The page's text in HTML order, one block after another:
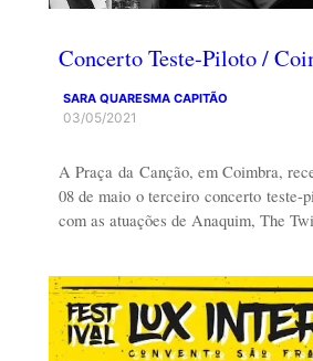
Concerto Teste-Piloto /
SARA QUARESMA CAPITÃO
03/05/2021
A Praça da Canção, em Coimbra,
08 de maio o terceiro concerto teste-
com as atuações de Anaquim, The